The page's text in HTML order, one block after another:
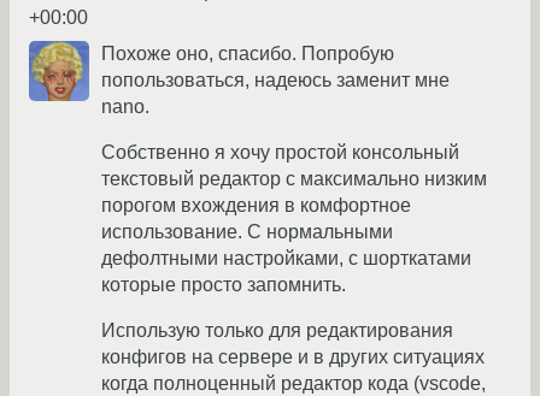
+00:00
Похоже оно, спасибо. Попробую
попользоваться, надеюсь заменит мне
nano.
Собственно я хочу простой консольный
текстовый редактор с максимально низким
порогом вхождения в комфортное
использование. С нормальными
дефолтными настройками, с шорткатами
которые просто запомнить.
Использую только для редактирования
конфигов на сервере и в других ситуациях
когда полноценный редактор кода (vscode,